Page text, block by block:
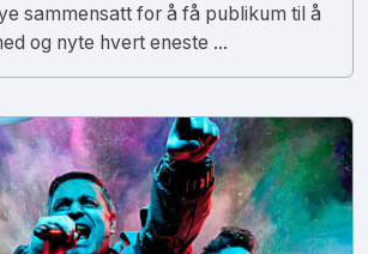
sammensatt for å få publikum til å
og nyte hvert eneste ...